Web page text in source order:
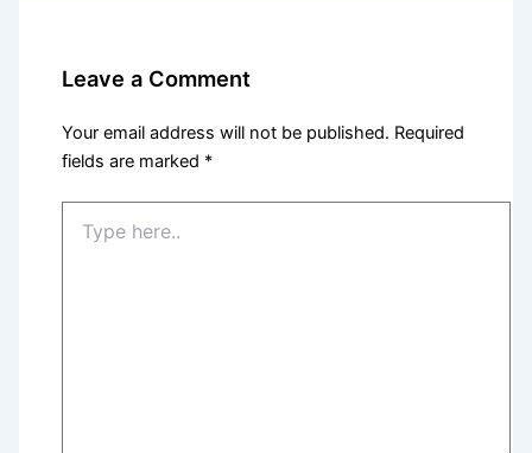
Leave a Comment
Your email address will not be published. Required
fields are marked *
here..